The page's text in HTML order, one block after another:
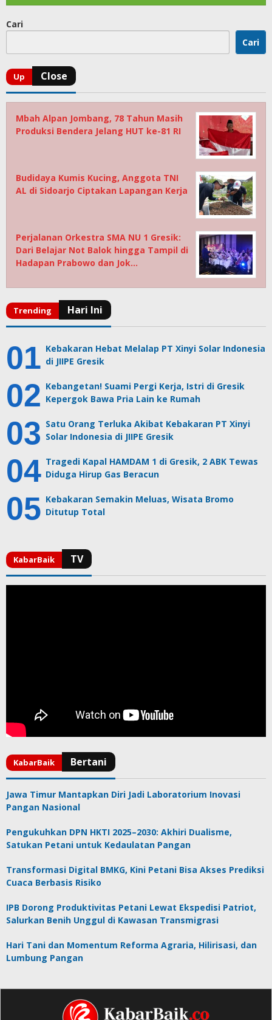
Cari
Cari
Mbah Alpan Jombang, 78 Tahun Masih
Produksi Bendera Jelang HUT ke-81 RI
Budidaya Kumis Kucing, Anggota TNI
AL di Sidoarjo Ciptakan Lapangan Kerja
Perjalanan Orkestra SMA NU 1 Gresik:
Dari Belajar Not Balok hingga Tampil di
Hadapan Prabowo dan Jok…
Kebakaran Hebat Melalap PT Xinyi Solar Indonesia
di JIIPE Gresik
Kebangetan! Suami Pergi Kerja, Istri di Gresik
Kepergok Bawa Pria Lain ke Rumah
Satu Orang Terluka Akibat Kebakaran PT Xinyi
Solar Indonesia di JIIPE Gresik
Tragedi Kapal HAMDAM 1 di Gresik, 2 ABK Tewas
Diduga Hirup Gas Beracun
Kebakaran Semakin Meluas, Wisata Bromo
Ditutup Total
Jawa Timur Mantapkan Diri Jadi Laboratorium Inovasi
Pangan Nasional
Pengukuhkan DPN HKTI 2025–2030: Akhiri Dualisme,
Satukan Petani untuk Kedaulatan Pangan
Transformasi Digital BMKG, Kini Petani Bisa Akses Prediksi
Cuaca Berbasis Risiko
IPB Dorong Produktivitas Petani Lewat Ekspedisi Patriot,
Salurkan Benih Unggul di Kawasan Transmigrasi
Hari Tani dan Momentum Reforma Agraria, Hilirisasi, dan
Lumbung Pangan